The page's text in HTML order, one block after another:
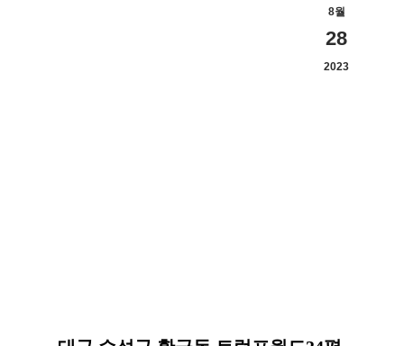
8월
28
2023